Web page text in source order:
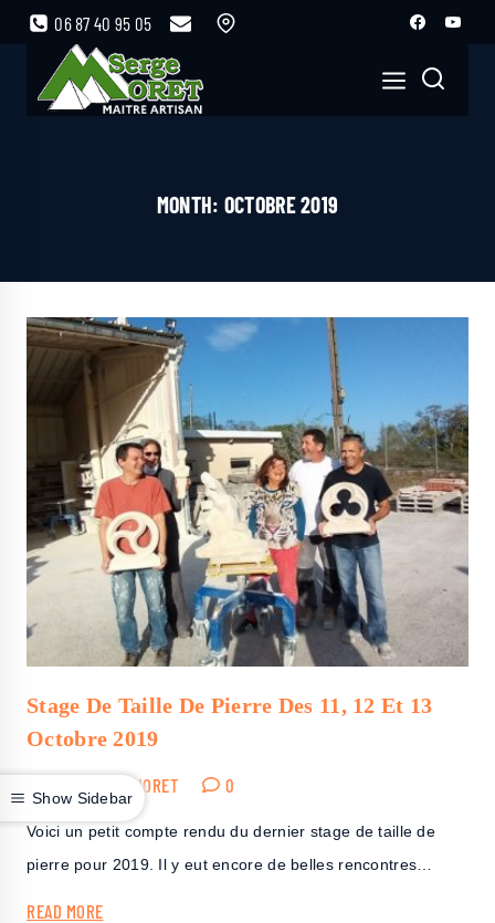
06 87 40 95 05
Show Sidebar
MONTH: OCTOBRE 2019
Stage De Taille De Pierre Des 11, 12 Et 13
Octobre 2019
SERGE MORET 0
Voici un petit compte rendu du dernier stage de taille de
pierre pour 2019. Il y eut encore de belles rencontres…
READ MORE